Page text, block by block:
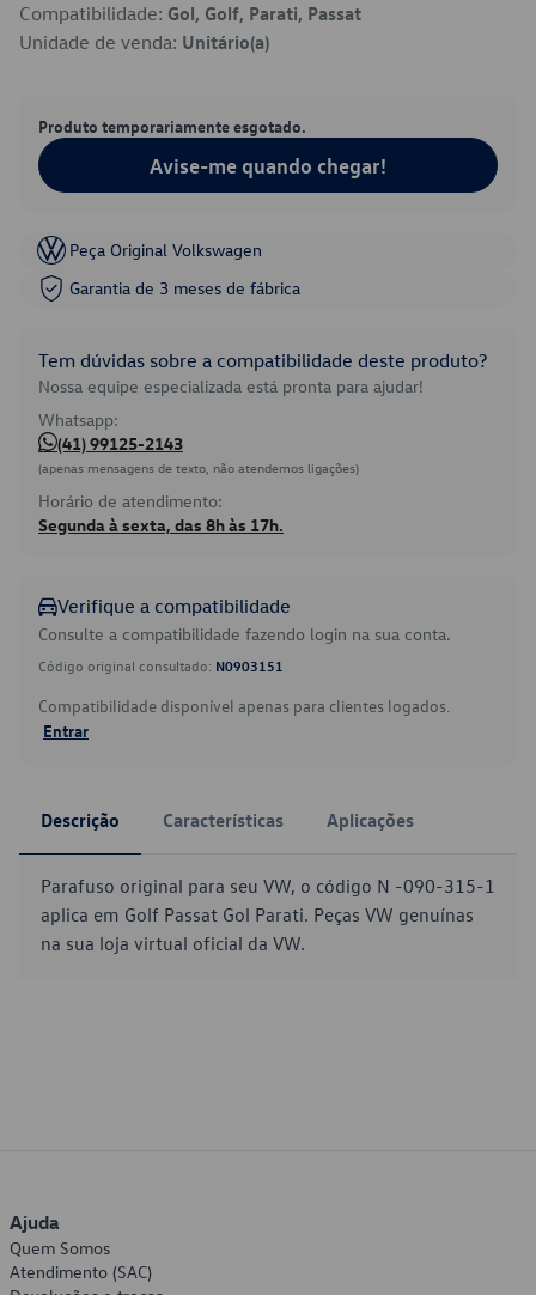
Compatibilidade: Gol, Golf, Parati, Passat
Unidade de venda: Unitário(a)
Produto temporariamente esgotado.
Avise-me quando chegar!
Peça Original Volkswagen
Garantia de 3 meses de fábrica
Tem dúvidas sobre a compatibilidade deste produto?
Nossa equipe especializada está pronta para ajudar!
Whatsapp:
(41) 99125-2143
(apenas mensagens de texto, não atendemos ligações)
Horário de atendimento:
Segunda à sexta, das 8h às 17h.
Verifique a compatibilidade
Consulte a compatibilidade fazendo login na sua conta.
Código original consultado: N0903151
Compatibilidade disponível apenas para clientes logados.
Entrar
Descrição Características Aplicações
Parafuso original para seu VW, o código N -090-315-1
aplica em Golf Passat Gol Parati. Peças VW genuínas
na sua loja virtual oficial da VW.
Ajuda
Quem Somos
Atendimento (SAC)